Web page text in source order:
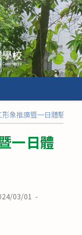
象推廣暨一日體驗營」
一日體
03/01